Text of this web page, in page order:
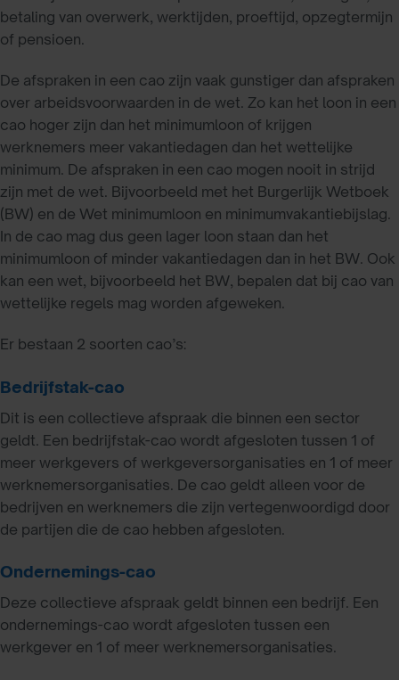
betaling van overwerk, werktijden, proeftijd, opzegtermijn
of pensioen.
De afspraken in een cao zijn vaak gunstiger dan afspraken
over arbeidsvoorwaarden in de wet. Zo kan het loon in een
cao hoger zijn dan het minimumloon of krijgen
werknemers meer vakantiedagen dan het wettelijke
minimum. De afspraken in een cao mogen nooit in strijd
zijn met de wet. Bijvoorbeeld met het Burgerlijk Wetboek
(BW) en de Wet minimumloon en minimumvakantiebijslag.
In de cao mag dus geen lager loon staan dan het
minimumloon of minder vakantiedagen dan in het BW. Ook
kan een wet, bijvoorbeeld het BW, bepalen dat bij cao van
wettelijke regels mag worden afgeweken.
Er bestaan 2 soorten cao’s:
Bedrijfstak-cao
Dit is een collectieve afspraak die binnen een sector
geldt. Een bedrijfstak-cao wordt afgesloten tussen 1 of
meer werkgevers of werkgeversorganisaties en 1 of meer
werknemersorganisaties. De cao geldt alleen voor de
bedrijven en werknemers die zijn vertegenwoordigd door
de partijen die de cao hebben afgesloten.
Ondernemings-cao
Deze collectieve afspraak geldt binnen een bedrijf. Een
ondernemings-cao wordt afgesloten tussen een
werkgever en 1 of meer werknemersorganisaties.